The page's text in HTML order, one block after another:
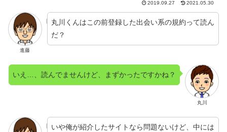
2019.09.27 2021.05.30
進藤
丸川くんはこの前登録した出会い系の規約って読ん
だ？
丸川
いえ…、読んでませんけど、まずかったですかね？
いや俺が紹介したサイトなら問題ないけど、中には